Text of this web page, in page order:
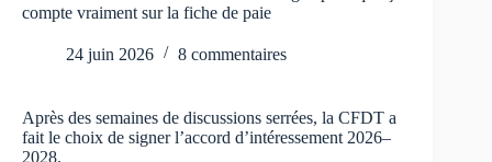
compte vraiment sur la fiche de paie
24 juin 2026 8 commentaires
Après des semaines de discussions serrées, la CFDT a
fait le choix de signer l’accord d’intéressement 2026–
2028.